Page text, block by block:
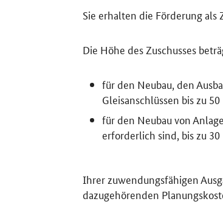
Sie erhalten die Förderung als
Die Höhe des Zuschusses
für den Neubau, den
Gleisanschlüssen bis zu
für den Neubau von
erforderlich sind, bis zu
Ihrer zuwendungsfähigen
dazugehörenden